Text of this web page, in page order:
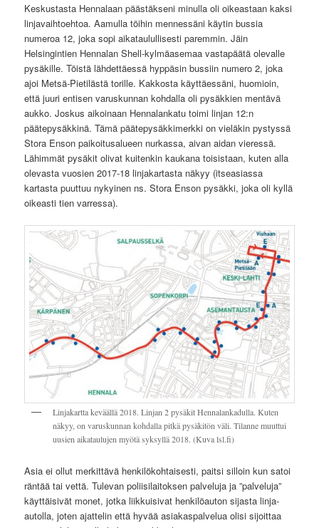
Keskustasta Hennalaan päästäkseni minulla oli oikeastaan kaksi
linjavaihtoehtoa. Aamulla töihin mennessäni käytin bussia
numeroa 12, joka sopi aikataulullisesti paremmin. Jäin
Helsingintien Hennalan Shell-kylmäasemaa vastapäätä olevalle
pysäkille. Töistä lähdettäessä hyppäsin bussiin numero 2, joka
ajoi Metsä-Pietilästä torille. Kakkosta käyttäessäni, huomioin,
että juuri entisen varuskunnan kohdalla oli pysäkkien mentävä
aukko. Joskus aikoinaan Hennalankatu toimi linjan 12:n
päätepysäkkinä. Tämä päätepysäkkimerkki on vieläkin pystyssä
Stora Enson paikoitusalueen nurkassa, aivan aidan vieressä.
Lähimmät pysäkit olivat kuitenkin kaukana toisistaan, kuten alla
olevasta vuosien 2017-18 linjakartasta näkyy (itseasiassa
kartasta puuttuu nykyinen ns. Stora Enson pysäkki, joka oli kyllä
oikeasti tien varressa).
Linjakartta keväällä 2018. Linjan 2 pysäkit Hennalankadulla. Kuten
näkyy, on varuskunnan kohdalla pitkä pysäkitön väli. Tilanne muuttui
uusien aikataulujen myötä syksyllä 2018. (Kuva lsl.fi)
Asia ei ollut merkittävä henkilökohtaisesti, paitsi silloin kun satoi
räntää tai vettä. Tulevan poliisilaitoksen palveluja ja ”palveluja”
käyttäisivät monet, jotka liikkuisivat henkilöauton sijasta linja-
autolla, joten ajattelin että hyvää asiakaspalvelua olisi sijoittaa